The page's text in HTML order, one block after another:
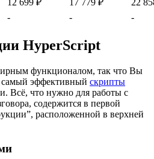
- - -
HyperScript
функционалом, так что Вы
самый эффективный скрипты
Всё, что нужно для работы с
содержится в первой
расположенной в верхней